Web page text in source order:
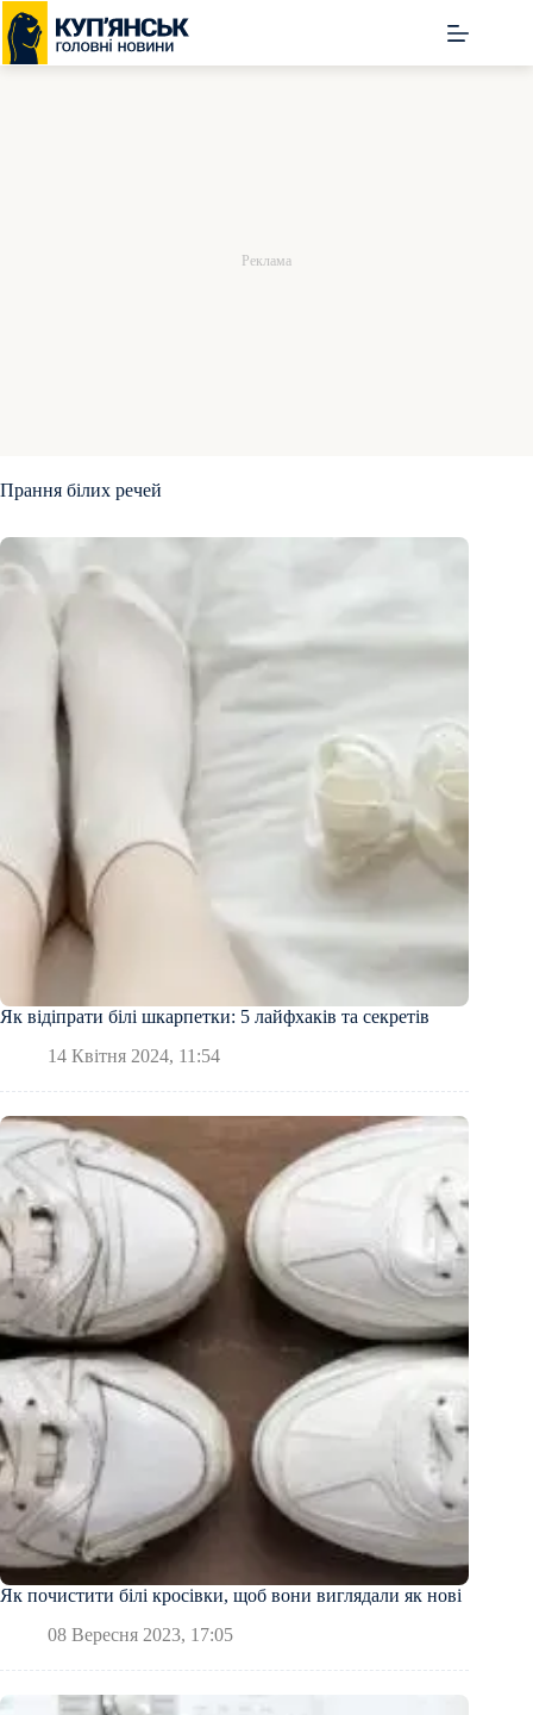
Перейти
до
вмісту
Прання білих речей
Як відіпрати білі шкарпетки: 5 лайфхаків та секретів
14 Квітня 2024, 11:54
Як почистити білі кросівки, щоб вони виглядали як нові
08 Вересня 2023, 17:05